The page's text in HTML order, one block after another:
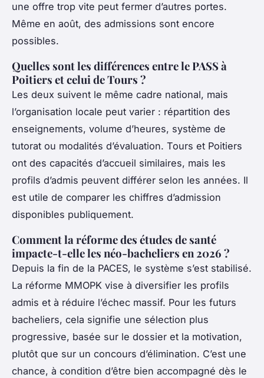
une offre trop vite peut fermer d’autres portes.
Même en août, des admissions sont encore
possibles.
Quelles sont les différences entre le PASS à
Poitiers et celui de Tours ?
Les deux suivent le même cadre national, mais
l’organisation locale peut varier : répartition des
enseignements, volume d’heures, système de
tutorat ou modalités d’évaluation. Tours et Poitiers
ont des capacités d’accueil similaires, mais les
profils d’admis peuvent différer selon les années. Il
est utile de comparer les chiffres d’admission
disponibles publiquement.
Comment la réforme des études de santé
impacte-t-elle les néo-bacheliers en 2026 ?
Depuis la fin de la PACES, le système s’est stabilisé.
La réforme MMOPK vise à diversifier les profils
admis et à réduire l’échec massif. Pour les futurs
bacheliers, cela signifie une sélection plus
progressive, basée sur le dossier et la motivation,
plutôt que sur un concours d’élimination. C’est une
chance, à condition d’être bien accompagné dès le